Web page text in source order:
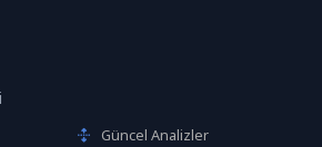
Güncel Analizler